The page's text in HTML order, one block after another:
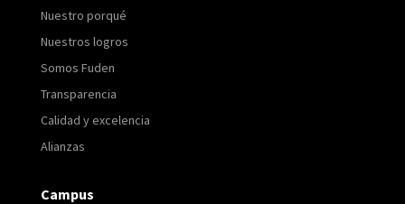
Nuestro porqué
Nuestros logros
Somos Fuden
Transparencia
Calidad y excelencia
Alianzas
Campus